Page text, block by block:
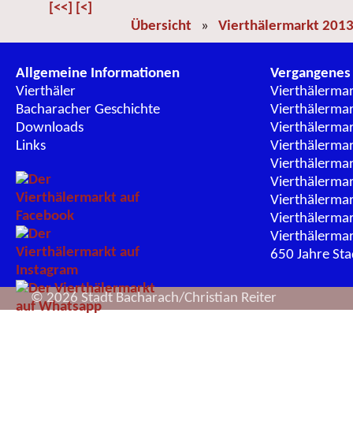
[<<] [<]
Übersicht » Vierthälermarkt 2013
Allgemeine Informationen
Vierthäler
Bacharacher Geschichte
Downloads
Links
Vergangenes
650 Jahre
© 2026 Stadt Bacharach/Christian Reiter